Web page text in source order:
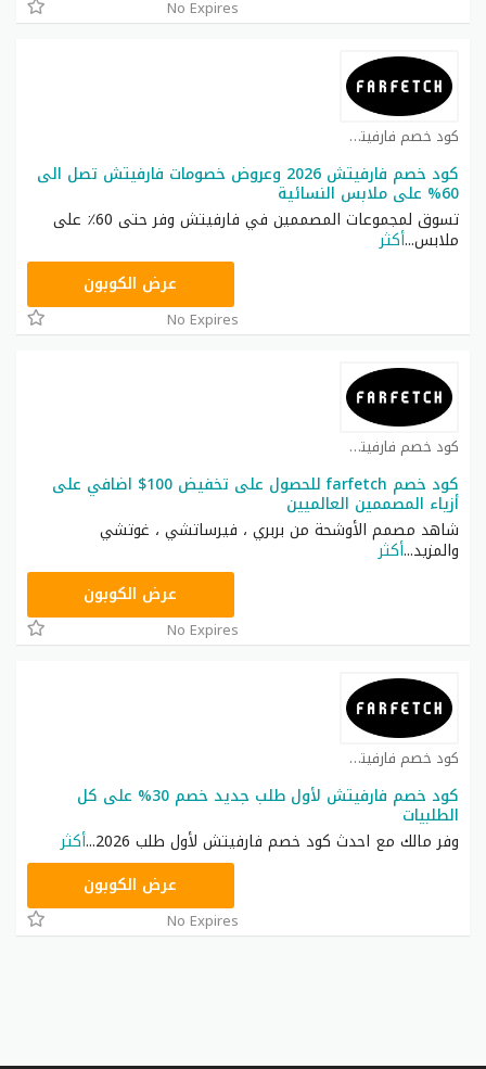
No Expires
كود خصم فارفيتش كوبون
كود خصم فارفيتش 2026 وعروض خصومات فارفيتش تصل الى
60% على ملابس النسائية
تسوق لمجموعات المصممين في فارفيتش وفر حتى 60٪ على
ملابس...أكثر
0AFFBF22عرض الكوبون
No Expires
كود خصم فارفيتش كوبون
كود خصم farfetch للحصول على تخفيض 100$ اضافي على
أزياء المصممين العالميين
شاهد مصمم الأوشحة من بربري ، فيرساتشي ، غوتشي
والمزيد...أكثر
عرض الكوبون
No Expires
كود خصم فارفيتش كوبون
كود خصم فارفيتش لأول طلب جديد خصم 30% على كل
الطلبيات
وفر مالك مع احدث كود خصم فارفيتش لأول طلب 2026
...أكثر
HONEY125
عرض الكوبون
No Expires